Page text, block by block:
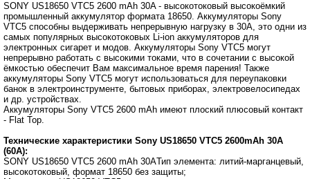
SONY US18650 VTC5 2600 mAh 30A - высокотоковый высокоёмкий
промышленный аккумулятор формата 18650. Аккумуляторы Sony
VTC5 способны выдерживать непрерывную нагрузку в 30А, это одни из
самых популярных высокотоковых Li-ion аккумуляторов для
электронных сигарет и модов. Аккумуляторы Sony VTC5 могут
непрерывно работать с высокими токами, что в сочетании с высокой
ёмкостью обеспечит Вам максимальное время парения! Также
аккумуляторы Sony VTC5 могут использоваться для переупаковки
банок в электроинструменте, бытовых приборах, электровелосипедах
и др. устройствах.
Аккумуляторы Sony VTC5 2600 mAh имеют плоский плюсовый контакт
- Flat Top.
Технические характеристики Sony US18650 VTC5 2600mAh 30A
(60А):
SONY US18650 VTC5 2600 mAh 30AТип элемента: литий-марганцевый,
высокотоковый, формат 18650 без защиты;